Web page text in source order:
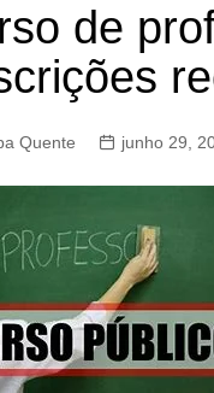
de
Quente junho 29,